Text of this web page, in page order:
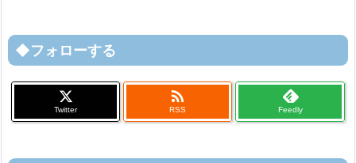
◆フォローする
Twitter

RSS Feedly